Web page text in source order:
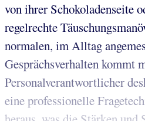
von ihrer Schokoladenseite
regelrechte
normalen, im Alltag
Gesprächsverhalten kommt
Personalverantwortlicher
eine professionelle